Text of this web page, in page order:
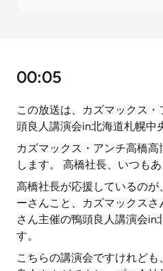
00:05
この放送は、カズマックス
頭良人講演会in北海道札幌中
カズマックス・アンチ高橋
します。 高橋社長、いつも
高橋社長が応援しているの
ーさんこと、カズマックス
さん主催の鴨頭良人講演会in
す。
こちらの講演会ですけれど